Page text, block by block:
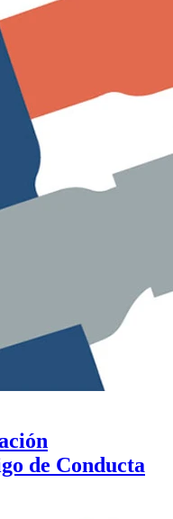
de Conducta